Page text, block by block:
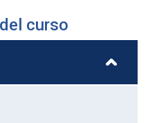
curso